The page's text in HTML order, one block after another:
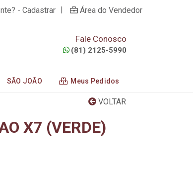
- Cadastrar | Área do Vendedor
Fale Conosco
(81) 2125-5990
SÃO JOÃO Meus Pedidos
VOLTAR
X7 (VERDE)